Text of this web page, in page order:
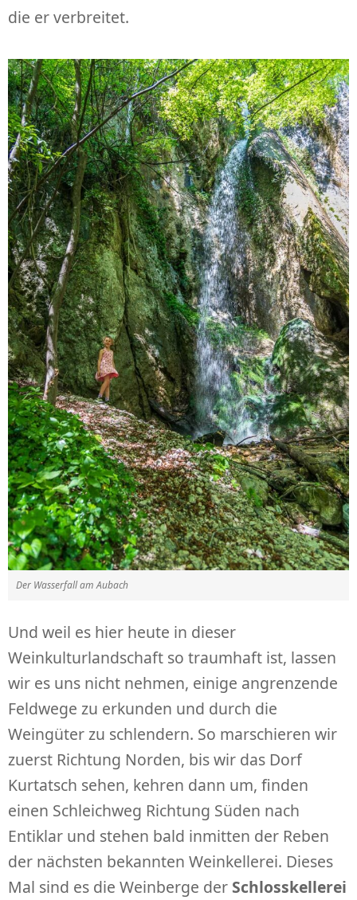
die er verbreitet.
Der Wasserfall am Aubach
Und weil es hier heute in dieser
Weinkulturlandschaft so traumhaft ist, lassen
wir es uns nicht nehmen, einige angrenzende
Feldwege zu erkunden und durch die
Weingüter zu schlendern. So marschieren wir
zuerst Richtung Norden, bis wir das Dorf
Kurtatsch sehen, kehren dann um, finden
einen Schleichweg Richtung Süden nach
Entiklar und stehen bald inmitten der Reben
der nächsten bekannten Weinkellerei. Dieses
Mal sind es die Weinberge der Schlosskellerei